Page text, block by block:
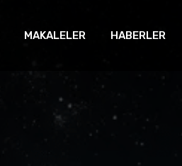
MAKALELER HABERLER